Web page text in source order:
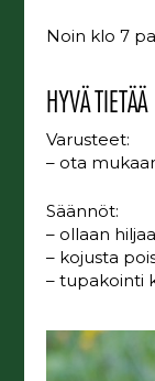
Noin klo 7
HYVÄ TIETÄÄ
Varusteet:
– ota
Säännöt:
– ollaan hiljaa
– kojusta
– tupakointi